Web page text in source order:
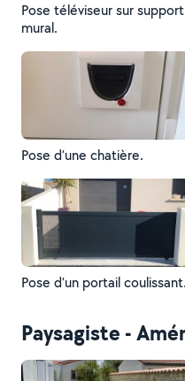
Pose téléviseur sur support
mural.
Pose d’une chatière.
Pose d’un portail coulissant.
Paysagiste -